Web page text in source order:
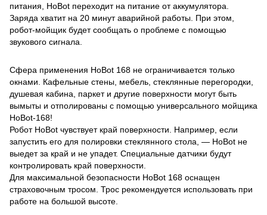
питания, HoBot переходит на питание от аккумулятора.
Заряда хватит на 20 минут аварийной работы. При этом,
робот-мойщик будет сообщать о проблеме с помощью
звукового сигнала.
Сфера применения HoBot 168 не ограничивается только
окнами. Кафельные стены, мебель, стеклянные перегородки,
душевая кабина, паркет и другие поверхности могут быть
вымыты и отполированы с помощью универсального мойщика
HoBot-168!
Робот HoBot чувствует край поверхности. Например, если
запустить его для полировки стеклянного стола, — HoBot не
выедет за край и не упадет. Специальные датчики будут
контролировать край поверхности.
Для максимальной безопасности HoBot 168 оснащен
страховочным тросом. Трос рекомендуется использовать при
работе на большой высоте.